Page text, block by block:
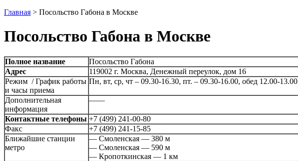
Главная > Посольство Габона в Москве
Посольство Габона в Москве
Полное название
Посольство Габона
Адрес
119002 г. Москва, Денежный переулок, дом 16
Режим / График работы
и часы приема
Пн, вт, ср, чт – 09.30-16.30, пт. – 09.30-16.00, обед 12.00-13.00
Дополнительная
информация
——
Контактные телефоны +7 (499) 241-00-80
Факс
+7 (499) 241-15-85
Ближайшие станции
метро
— Смоленская — 380 м
— Смоленская — 590 м
— Кропоткинская — 1 км